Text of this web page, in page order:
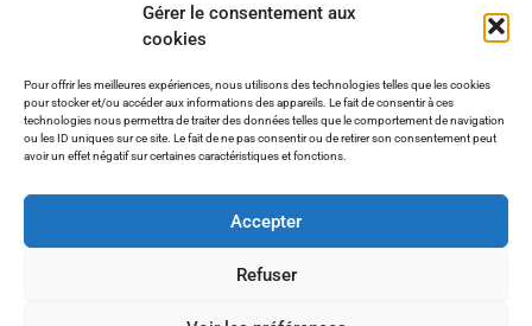
Gérer le consentement aux
cookies
Pour offrir les meilleures expériences, nous utilisons des technologies telles que les cookies
pour stocker et/ou accéder aux informations des appareils. Le fait de consentir à ces
technologies nous permettra de traiter des données telles que le comportement de navigation
ou les ID uniques sur ce site. Le fait de ne pas consentir ou de retirer son consentement peut
avoir un effet négatif sur certaines caractéristiques et fonctions.
Accepter
Refuser
tarifaire
dédié aux
pros.